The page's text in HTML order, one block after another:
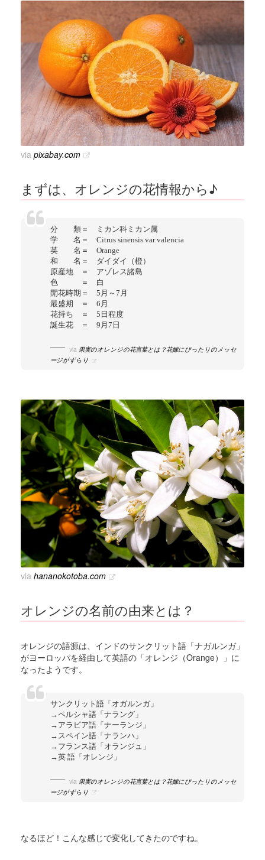
via pixabay.com
まずは、オレンジの花情報から♪
分 類＝ ミカン科ミカン属
学 名＝ Citrus sinensis var valencia
英 名＝ Orange
和 名＝ ダイダイ（橙）
原産地 ＝ アゾレス諸島
色 ＝ 白
開花時期＝ 5月～7月
最盛期 ＝ 6月
花持ち ＝ 5日程度
誕生花 ＝ 9月7日
via 果実のオレンジの花言葉とは？花嫁にぴったりのメッセ
ージがずらり
via hananokotoba.com
オレンジの名前の由来とは？
オレンジの語源は、インドのサンクリット語「ナガルンガ」
がヨーロッパを経由して英語の「オレンジ（Orange）」に
なったようです。
サンクリット語「オガルンガ」
→ペルシャ語「ナラング」
→アラビア語「ナーランジ」
→スペイン語「ナランハ」
→フランス語「オランジュ」
→英 語「オレンジ」
via 果実のオレンジの花言葉とは？花嫁にぴったりのメッセ
ージがずらり
なるほど！こんな感じで変化してきたのですね。